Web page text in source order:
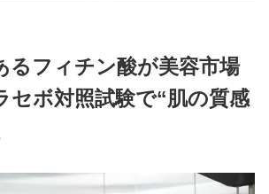
るフィチン酸が美容市場
ボ対照試験で“肌の質感